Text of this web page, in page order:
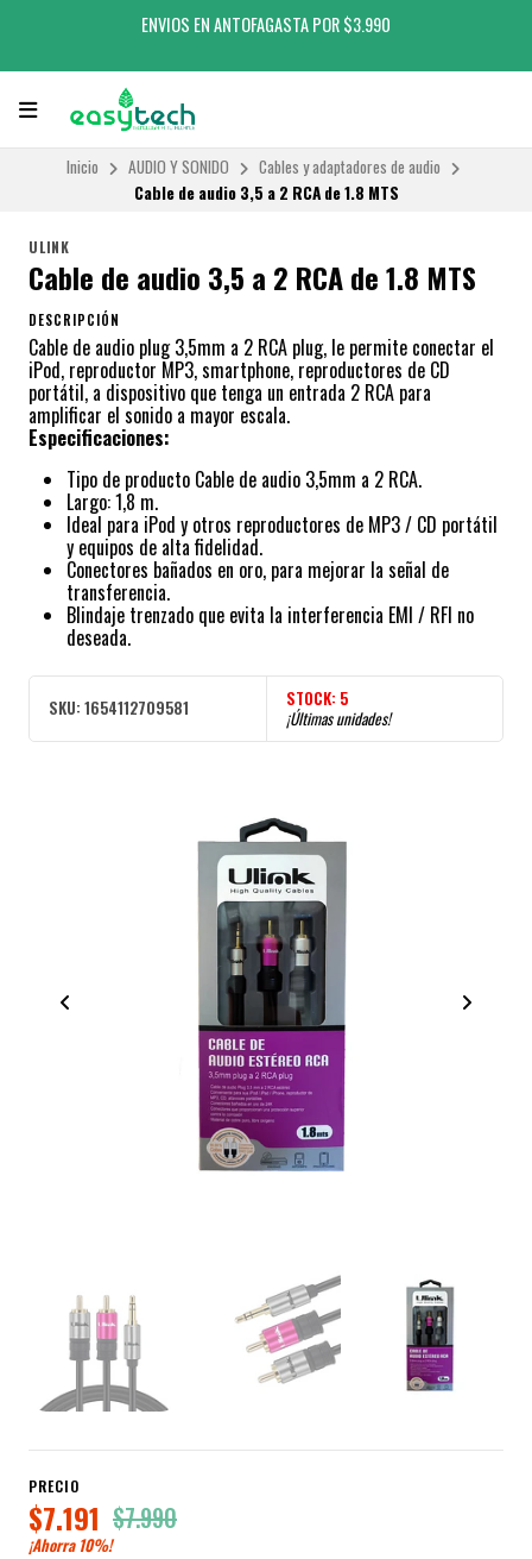
ENVIOS EN ANTOFAGASTA POR $3.990
Inicio AUDIO Y SONIDO
Cables y adaptadores de audio
Cable de audio 3,5 a 2 RCA de 1.8 MTS
ULINK
Cable de audio 3,5 a 2 RCA de 1.8 MTS
DESCRIPCIÓN
Cable de audio plug 3,5mm a 2 RCA plug, le permite conectar el
iPod, reproductor MP3, smartphone, reproductores de CD
portátil, a dispositivo que tenga un entrada 2 RCA para
amplificar el sonido a mayor escala.
Especificaciones:
Tipo de producto Cable de audio 3,5mm a 2 RCA.
Largo: 1,8 m.
Ideal para iPod y otros reproductores de MP3 / CD portátil
y equipos de alta fidelidad.
Conectores bañados en oro, para mejorar la señal de
transferencia.
Blindaje trenzado que evita la interferencia EMI / RFI no
deseada.
SKU: 1654112709581 STOCK: 5
¡Últimas unidades!
PRECIO
$7.191 $7.990
¡Ahorra 10%!